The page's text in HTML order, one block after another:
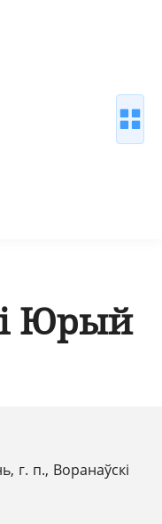
Юрый
г. п., Воранаўскі